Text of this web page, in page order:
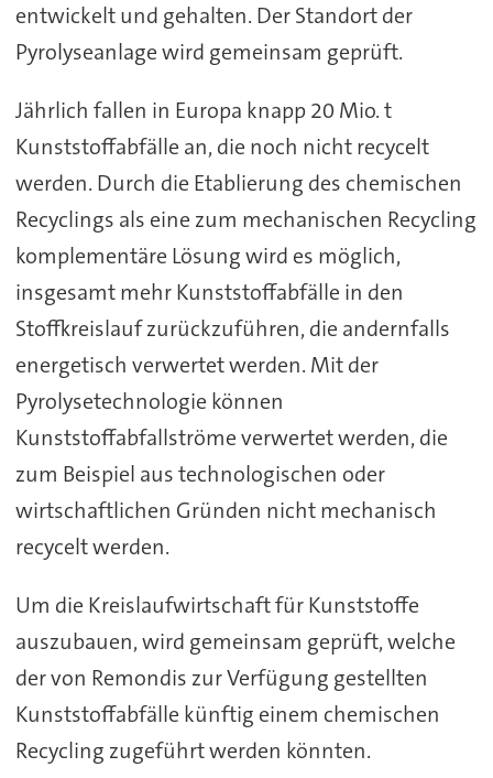
entwickelt und gehalten. Der Standort der
Pyrolyseanlage wird gemeinsam geprüft.
Jährlich fallen in Europa knapp 20 Mio. t
Kunststoffabfälle an, die noch nicht recycelt
werden. Durch die Etablierung des chemischen
Recyclings als eine zum mechanischen Recycling
komplementäre Lösung wird es möglich,
insgesamt mehr Kunststoffabfälle in den
Stoffkreislauf zurückzuführen, die andernfalls
energetisch verwertet werden. Mit der
Pyrolysetechnologie können
Kunststoffabfallströme verwertet werden, die
zum Beispiel aus technologischen oder
wirtschaftlichen Gründen nicht mechanisch
recycelt werden.
Um die Kreislaufwirtschaft für Kunststoffe
auszubauen, wird gemeinsam geprüft, welche
der von Remondis zur Verfügung gestellten
Kunststoffabfälle künftig einem chemischen
Recycling zugeführt werden könnten.